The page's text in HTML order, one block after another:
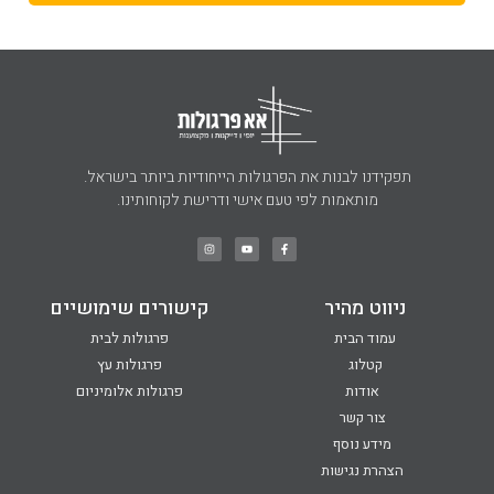
תפקידנו לבנות את הפרגולות הייחודיות ביותר בישראל.
מותאמות לפי טעם אישי ודרישת לקוחותינו.
ניווט מהיר
עמוד הבית
קטלוג
אודות
צור קשר
מידע נוסף
הצהרת נגישות
קישורים שימושיים
פרגולות לבית
פרגולות עץ
פרגולות אלומיניום